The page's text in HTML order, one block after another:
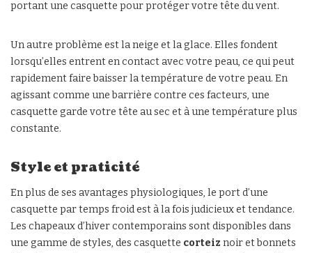
portant une casquette pour protéger votre tête du vent.
Un autre problème est la neige et la glace. Elles fondent
lorsqu’elles entrent en contact avec votre peau, ce qui peut
rapidement faire baisser la température de votre peau. En
agissant comme une barrière contre ces facteurs, une
casquette garde votre tête au sec et à une température plus
constante.
Style et praticité
En plus de ses avantages physiologiques, le port d’une
casquette par temps froid est à la fois judicieux et tendance.
Les chapeaux d’hiver contemporains sont disponibles dans
une gamme de styles, des casquette corteiz noir et bonnets